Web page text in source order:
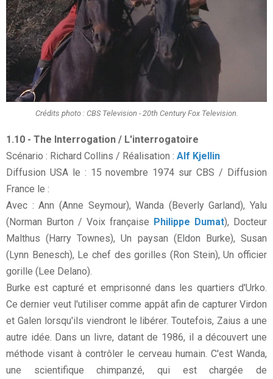
Crédits photo : CBS Television - 20th Century Fox Television.
1.10 - The Interrogation / L'interrogatoire
Scénario : Richard Collins / Réalisation : Alf Kjellin
Diffusion USA le : 15 novembre 1974 sur CBS / Diffusion
France le :
Avec : Ann (Anne Seymour), Wanda (Beverly Garland), Yalu
(Norman Burton / Voix française Philippe Dumat), Docteur
Malthus (Harry Townes), Un paysan (Eldon Burke), Susan
(Lynn Benesch), Le chef des gorilles (Ron Stein), Un officier
gorille (Lee Delano).
Burke est capturé et emprisonné dans les quartiers d'Urko.
Ce dernier veut l'utiliser comme appât afin de capturer Virdon
et Galen lorsqu'ils viendront le libérer. Toutefois, Zaius a une
autre idée. Dans un livre, datant de 1986, il a découvert une
méthode visant à contrôler le cerveau humain. C'est Wanda,
une scientifique chimpanzé, qui est chargée de